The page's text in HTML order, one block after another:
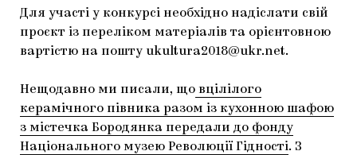
Для участі у конкурсі необхідно надіслати свій
проєкт із переліком матеріалів та орієнтовною
вартістю на пошту ukultura2018@ukr.net.
Нещодавно ми писали, що вцілілого
керамічного півника разом із кухонною шафою
з містечка Бородянка передали до фонду
Національного музею Революції Гідності. З